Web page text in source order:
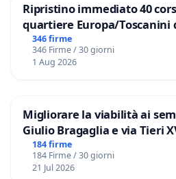
Ripristino immediato 40
quartiere Europa/Toscanini
346 firme
346 Firme / 30 giorni
1 Aug 2026
Migliorare la viabilità ai
Giulio Bragaglia e via Tieri
ROMA
184 firme
184 Firme / 30 giorni
21 Jul 2026